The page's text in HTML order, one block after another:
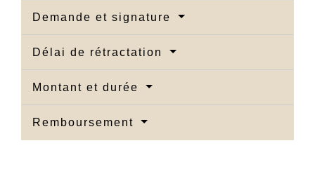
Demande et signature
Délai de rétractation
Montant et durée
Remboursement